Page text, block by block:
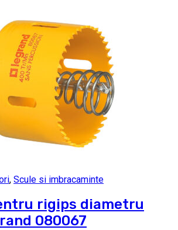
, Scule si imbracaminte
rigips diametru
080067